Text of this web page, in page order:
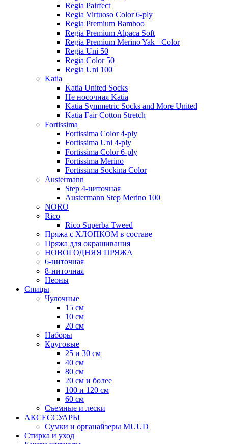
Regia Pairfect
Regia Virtuoso Color 6-ply
Regia Premium Bamboo
Regia Premium Alpaca Soft
Regia Premium Merino Yak +Color
Regia Uni 50
Regia Color 50
Regia Uni 100
Katia
Katia United Socks
Не носочная Katia
Katia Symmetric Socks and More United
Katia Fair Cotton Stretch
Fortissima
Fortissima Color 4-ply
Fortissima Uni 4-ply
Fortissima Color 6-ply
Fortissima Merino
Fortissima Sockina Color
Austermann
Step 4-ниточная
Austermann Step Merino 100
NORO
Rico
Rico Superba Tweed
Пряжа с ХЛОПКОМ в составе
Пряжа для окрашивания
НОВОГОДНЯЯ ПРЯЖА
6-ниточная
8-ниточная
Неоны
Спицы
Чулочные
15 см
10 см
20 см
Наборы
Круговые
25 и 30 см
40 см
80 см
20 см и более
100 и 120 см
60 см
Съемные и лески
АКСЕССУАРЫ
Сумки и органайзеры MUUD
Стирка и уход